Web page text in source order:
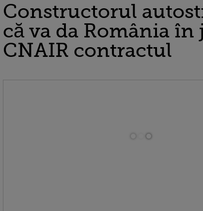
Constructorul
că va da România în
CNAIR contractul